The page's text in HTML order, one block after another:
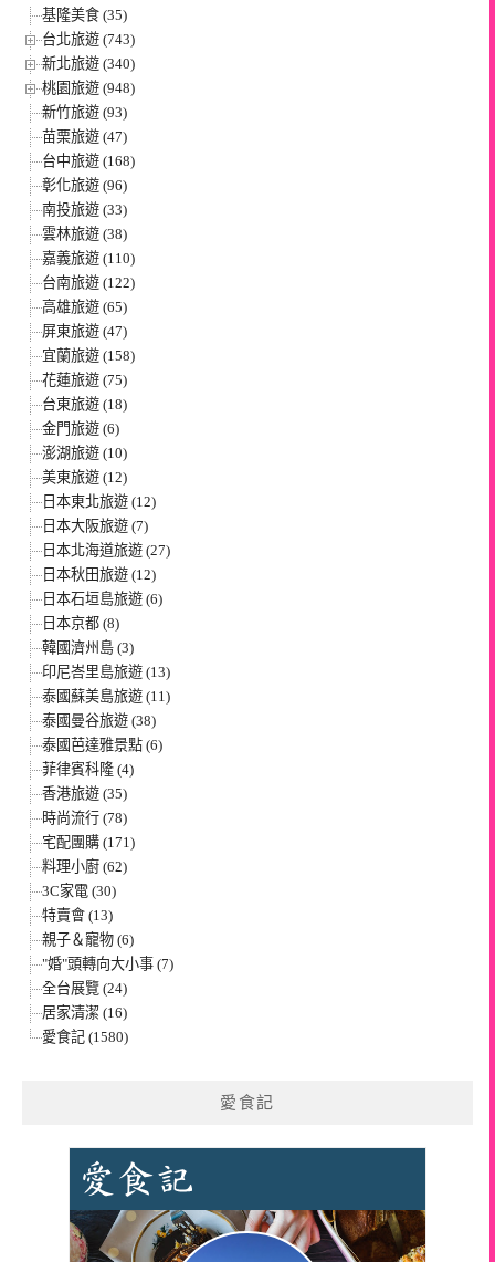
基隆美食 (35)
台北旅遊 (743)
新北旅遊 (340)
桃園旅遊 (948)
新竹旅遊 (93)
苗栗旅遊 (47)
台中旅遊 (168)
彰化旅遊 (96)
南投旅遊 (33)
雲林旅遊 (38)
嘉義旅遊 (110)
台南旅遊 (122)
高雄旅遊 (65)
屏東旅遊 (47)
宜蘭旅遊 (158)
花蓮旅遊 (75)
台東旅遊 (18)
金門旅遊 (6)
澎湖旅遊 (10)
美東旅遊 (12)
日本東北旅遊 (12)
日本大阪旅遊 (7)
日本北海道旅遊 (27)
日本秋田旅遊 (12)
日本石垣島旅遊 (6)
日本京都 (8)
韓國濟州島 (3)
印尼峇里島旅遊 (13)
泰國蘇美島旅遊 (11)
泰國曼谷旅遊 (38)
泰國芭達雅景點 (6)
菲律賓科隆 (4)
香港旅遊 (35)
時尚流行 (78)
宅配團購 (171)
料理小廚 (62)
3C家電 (30)
特賣會 (13)
親子＆寵物 (6)
"婚"頭轉向大小事 (7)
全台展覽 (24)
居家清潔 (16)
愛食記 (1580)
愛食記